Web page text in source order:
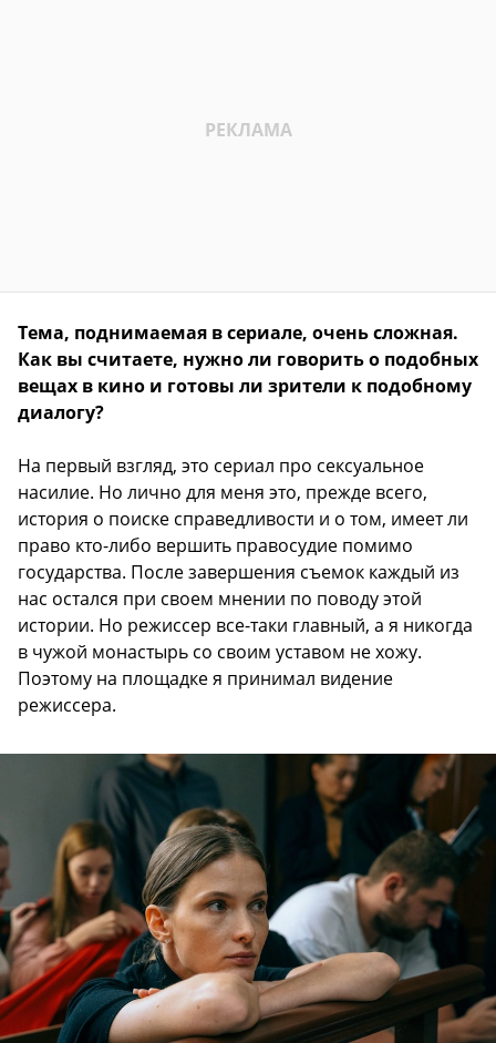
Тема, поднимаемая в сериале, очень сложная.
Как вы считаете, нужно ли говорить о подобных
вещах в кино и готовы ли зрители к подобному
диалогу?
На первый взгляд, это сериал про сексуальное
насилие. Но лично для меня это, прежде всего,
история о поиске справедливости и о том, имеет ли
право кто-либо вершить правосудие помимо
государства. После завершения съемок каждый из
нас остался при своем мнении по поводу этой
истории. Но режиссер все-таки главный, а я никогда
в чужой монастырь со своим уставом не хожу.
Поэтому на площадке я принимал видение
режиссера.